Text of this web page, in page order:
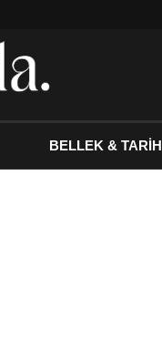
BELLEK & TARİH